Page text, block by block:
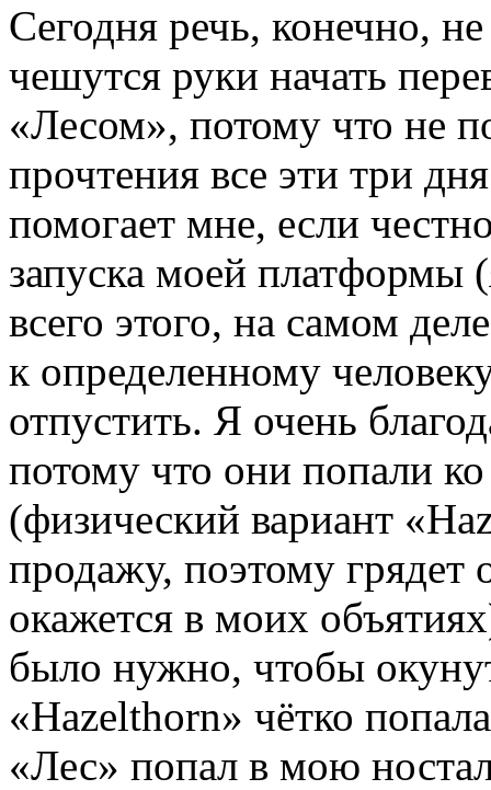
Сегодня речь, конечно,
чешутся руки начать
«Лесом», потому что не
прочтения все эти три
помогает мне, если
запуска моей платформы
всего этого, на самом
к определенному
отпустить. Я очень
потому что они попали
(физический вариант
продажу, поэтому грядет
окажется в моих
было нужно, чтобы
«Hazelthorn» чётко
«Лес» попал в мою